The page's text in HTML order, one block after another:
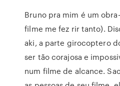
Bruno pra mim é um
filme me fez rir tanto).
aki, a parte girocoptero
ser tão corajosa e
num filme de alcance.